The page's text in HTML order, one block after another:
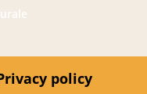
policy